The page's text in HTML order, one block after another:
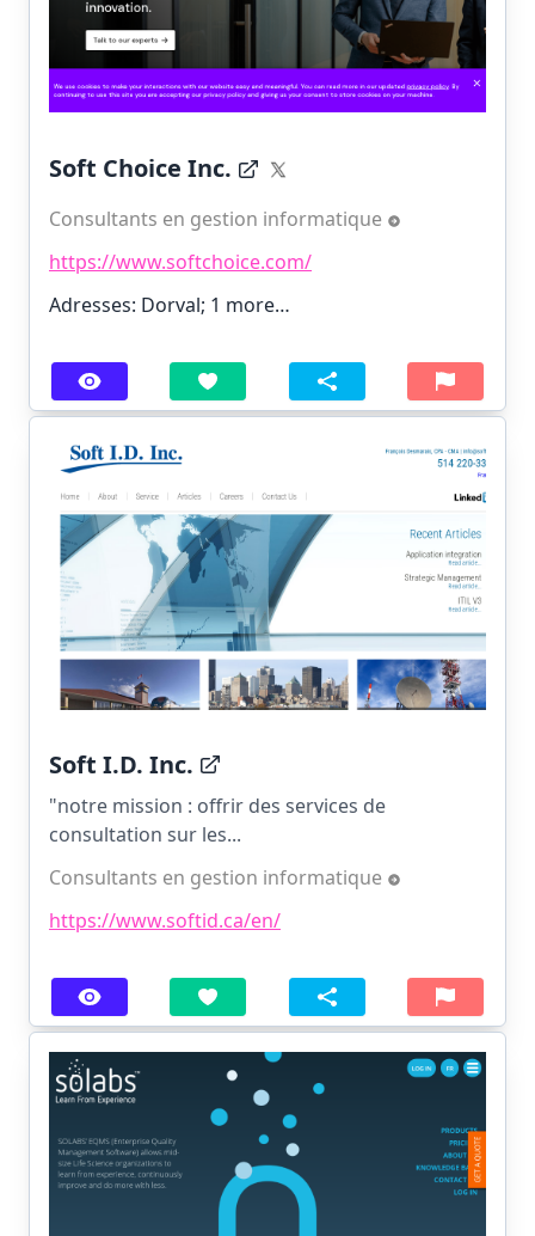
Soft Choice Inc.
Consultants en gestion informatique
https://www.softchoice.com/
Adresses: Dorval; 1 more…
Soft I.D. Inc.
"notre mission : offrir des services de
consultation sur les...
Consultants en gestion informatique
https://www.softid.ca/en/